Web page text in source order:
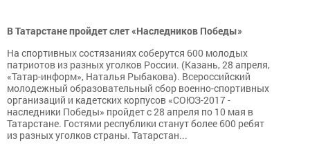
В Татарстане пройдет слет «Наследников Победы»
На спортивных состязаниях соберутся 600 молодых
патриотов из разных уголков России. (Казань, 28 апреля,
«Татар-информ», Наталья Рыбакова). Всероссийский
молодежный образовательный сбор военно-спортивных
организаций и кадетских корпусов «СОЮЗ-2017 -
наследники Победы» пройдет с 28 апреля по 10 мая в
Татарстане. Гостями республики станут более 600 ребят
из разных уголков страны. Татарстан...